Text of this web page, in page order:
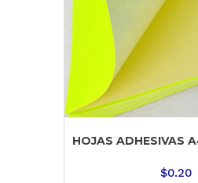
HOJAS ADHESIVAS
$0.20